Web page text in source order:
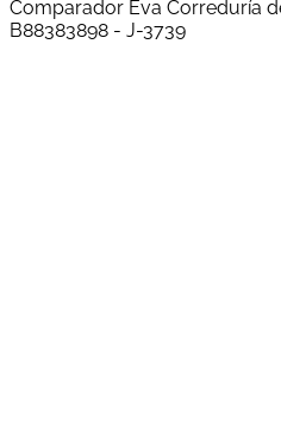
Comparador Eva Correduría
B88383898 - J-3739